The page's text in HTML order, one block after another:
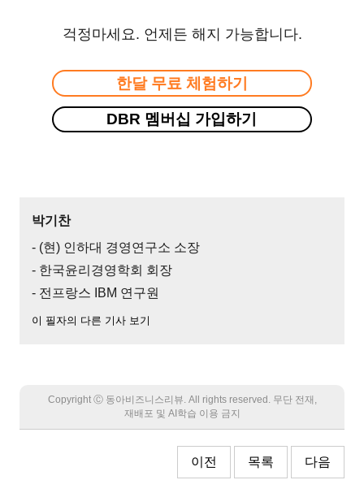
걱정마세요. 언제든 해지 가능합니다.
한달 무료 체험하기
DBR 멤버십 가입하기
박기찬
- (현) 인하대 경영연구소 소장
- 한국윤리경영학회 회장
- 전프랑스 IBM 연구원
이 필자의 다른 기사 보기
Copyright Ⓒ 동아비즈니스리뷰. All rights reserved. 무단 전재,
재배포 및 AI학습 이용 금지
이전 목록 다음